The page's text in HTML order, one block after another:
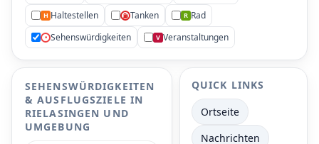
H Haltestellen ⛽ Tanken R Rad
• Sehenswürdigkeiten V Veranstaltungen
SEHENSWÜRDIGKEITEN
& AUSFLUGSZIELE IN
RIELASINGEN UND
UMGEBUNG
QUICK LINKS
Ortseite
Nachrichten